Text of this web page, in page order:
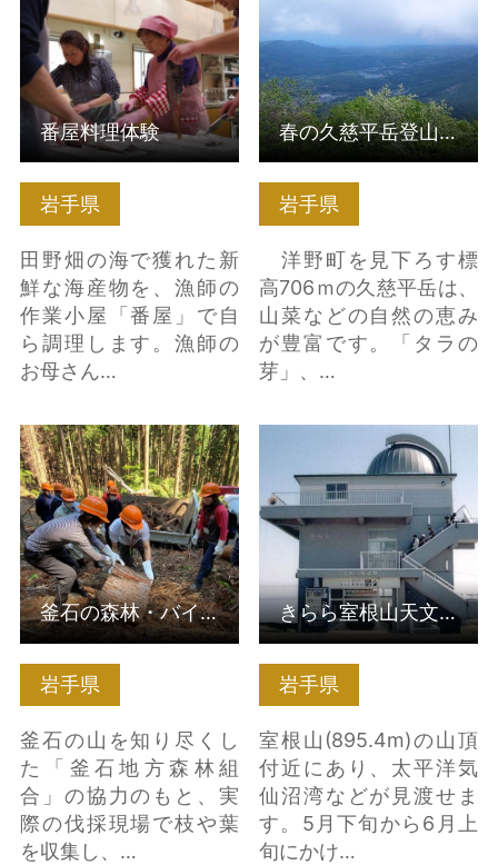
岩手県
田野畑の海で獲れた新
鮮な海産物を、漁師の
作業小屋「番屋」で自
ら調理します。漁師の
お母さん…
番屋料理体験
岩手県
洋野町を見下ろす標
高706ｍの久慈平岳は、
山菜などの自然の恵み
が豊富です。「タラの
芽」、…
春の久慈平岳登山会
岩手県
釜石の山を知り尽くし
た「釜石地方森林組
合」の協力のもと、実
際の伐採現場で枝や葉
を収集し、…
釜石の森林・バイオマ
ス発電から考えるSDGs
学びプログラム の詳細
はこちら
釜石の森林・バイオマス発電から考えるSDGs 学びプログラム
岩手県
室根山(895.4m)の山頂
付近にあり、太平洋気
仙沼湾などが見渡せま
す。5月下旬から6月上
旬にかけ…
きらら室根山天文台 の
詳細はこちら
きらら室根山天文台